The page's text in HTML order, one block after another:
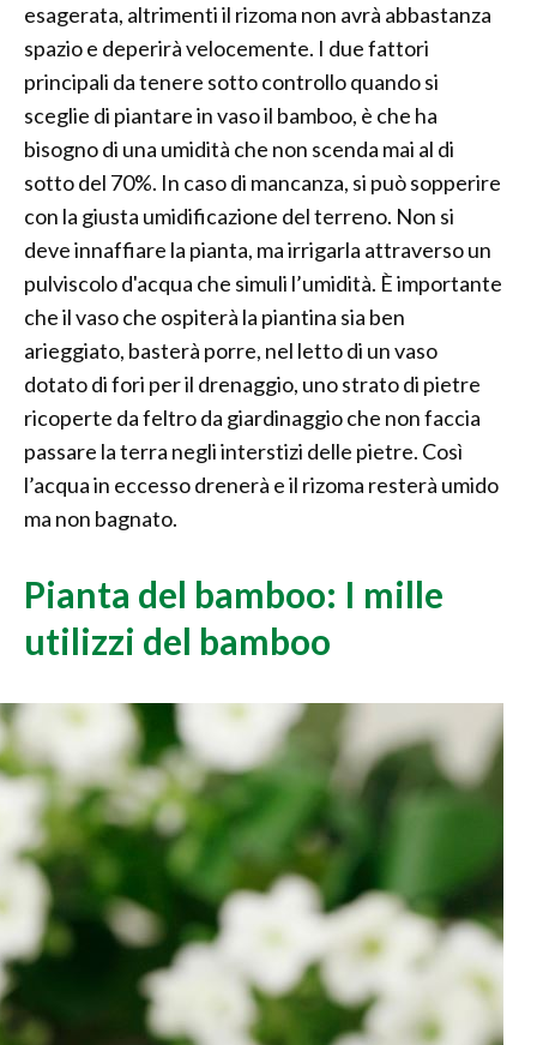
esagerata, altrimenti il rizoma non avrà abbastanza
spazio e deperirà velocemente. I due fattori
principali da tenere sotto controllo quando si
sceglie di piantare in vaso il bamboo, è che ha
bisogno di una umidità che non scenda mai al di
sotto del 70%. In caso di mancanza, si può sopperire
con la giusta umidificazione del terreno. Non si
deve innaffiare la pianta, ma irrigarla attraverso un
pulviscolo d'acqua che simuli l’umidità. È importante
che il vaso che ospiterà la piantina sia ben
arieggiato, basterà porre, nel letto di un vaso
dotato di fori per il drenaggio, uno strato di pietre
ricoperte da feltro da giardinaggio che non faccia
passare la terra negli interstizi delle pietre. Così
l’acqua in eccesso drenerà e il rizoma resterà umido
ma non bagnato.
Pianta del bamboo: I mille
utilizzi del bamboo